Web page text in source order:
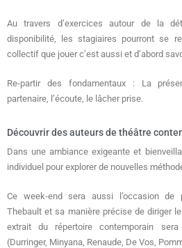
Au travers d’exercices autour de la
disponibilité, les stagiaires pourront se
collectif que jouer c’est aussi et d’abord
Re-partir des fondamentaux : La
partenaire, l’écoute, le lâcher prise.
Découvrir des auteurs de théâtre
Dans une ambiance exigeante et
individuel pour explorer de nouvelles
Ce week-end sera aussi l’occasion de
Thebault et sa manière précise de diriger
extrait du répertoire contemporain
(Durringer, Minyana, Renaude, De Vos,